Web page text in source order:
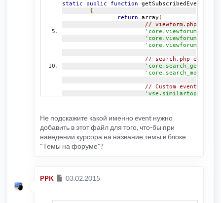
static public function getSubscribedEvents
{
return array (
// viewform.php events
// search.php events
// Custom events for
// Custom events for
Не подскажите какой именно event нужно
добавить в этот файл для того, что-бы при
наведении курсора на название темы в блоке
"Темы на форуме"?
PPK Сообщение
03.02.2015